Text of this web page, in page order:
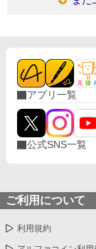
アプリ一覧
公式SNS一覧
ご利用について
利用規約